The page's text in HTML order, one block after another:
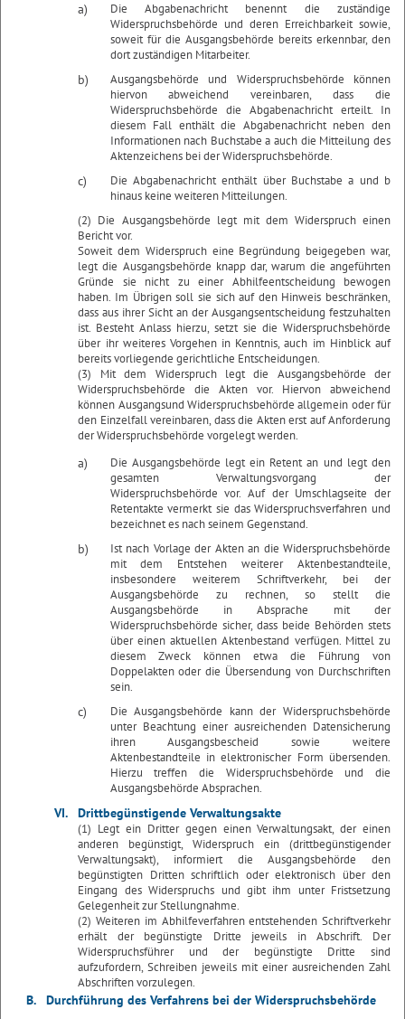
a)
Die Abgabenachricht benennt die zuständige
Widerspruchsbehörde und deren Erreichbarkeit sowie,
soweit für die Ausgangsbehörde bereits erkennbar, den
dort zuständigen Mitarbeiter.
b)
Ausgangsbehörde und Widerspruchsbehörde können
hiervon abweichend vereinbaren, dass die
Widerspruchsbehörde die Abgabenachricht erteilt. In
diesem Fall enthält die Abgabenachricht neben den
Informationen nach Buchstabe a auch die Mitteilung des
Aktenzeichens bei der Widerspruchsbehörde.
c)
Die Abgabenachricht enthält über Buchstabe a und b
hinaus keine weiteren Mitteilungen.
(2) Die Ausgangsbehörde legt mit dem Widerspruch einen
Bericht vor.
Soweit dem Widerspruch eine Begründung beigegeben war,
legt die Ausgangsbehörde knapp dar, warum die angeführten
Gründe sie nicht zu einer Abhilfeentscheidung bewogen
haben. Im Übrigen soll sie sich auf den Hinweis beschränken,
dass aus ihrer Sicht an der Ausgangsentscheidung festzuhalten
ist. Besteht Anlass hierzu, setzt sie die Widerspruchsbehörde
über ihr weiteres Vorgehen in Kenntnis, auch im Hinblick auf
bereits vorliegende gerichtliche Entscheidungen.
(3) Mit dem Widerspruch legt die Ausgangsbehörde der
Widerspruchsbehörde die Akten vor. Hiervon abweichend
können Ausgangsund Widerspruchsbehörde allgemein oder für
den Einzelfall vereinbaren, dass die Akten erst auf Anforderung
der Widerspruchsbehörde vorgelegt werden.
a)
Die Ausgangsbehörde legt ein Retent an und legt den
gesamten Verwaltungsvorgang der
Widerspruchsbehörde vor. Auf der Umschlagseite der
Retentakte vermerkt sie das Widerspruchsverfahren und
bezeichnet es nach seinem Gegenstand.
b)
Ist nach Vorlage der Akten an die Widerspruchsbehörde
mit dem Entstehen weiterer Aktenbestandteile,
insbesondere weiterem Schriftverkehr, bei der
Ausgangsbehörde zu rechnen, so stellt die
Ausgangsbehörde in Absprache mit der
Widerspruchsbehörde sicher, dass beide Behörden stets
über einen aktuellen Aktenbestand verfügen. Mittel zu
diesem Zweck können etwa die Führung von
Doppelakten oder die Übersendung von Durchschriften
sein.
c)
Die Ausgangsbehörde kann der Widerspruchsbehörde
unter Beachtung einer ausreichenden Datensicherung
ihren Ausgangsbescheid sowie weitere
Aktenbestandteile in elektronischer Form übersenden.
Hierzu treffen die Widerspruchsbehörde und die
Ausgangsbehörde Absprachen.
VI. Drittbegünstigende Verwaltungsakte
(1) Legt ein Dritter gegen einen Verwaltungsakt, der einen
anderen begünstigt, Widerspruch ein (drittbegünstigender
Verwaltungsakt), informiert die Ausgangsbehörde den
begünstigten Dritten schriftlich oder elektronisch über den
Eingang des Widerspruchs und gibt ihm unter Fristsetzung
Gelegenheit zur Stellungnahme.
(2) Weiteren im Abhilfeverfahren entstehenden Schriftverkehr
erhält der begünstigte Dritte jeweils in Abschrift. Der
Widerspruchsführer und der begünstigte Dritte sind
aufzufordern, Schreiben jeweils mit einer ausreichenden Zahl
Abschriften vorzulegen.
B.
Durchführung des Verfahrens bei der Widerspruchsbehörde